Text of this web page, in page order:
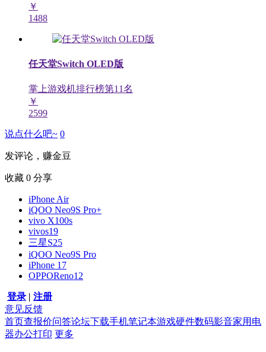
￥
1488
任天堂Switch OLED版
掌上游戏机排行榜第11名
￥
2599
说点什么吧~ 0
发评论，赚金豆
收藏 0 分享
iPhone Air
iQOO Neo9S Pro+
vivo X100s
vivos19
三星S25
iQOO Neo9S Pro
iPhone 17
OPPOReno12
登录 | 注册
意见反馈
首页查报价问答论坛下载手机笔记本游戏硬件数码影音家用电
器办公打印 更多